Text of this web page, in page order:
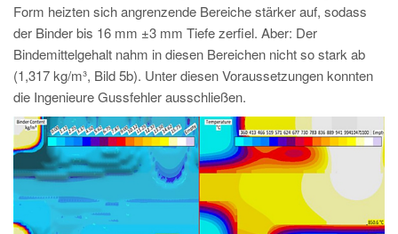
Form heizten sich angrenzende Bereiche stärker auf, sodass
der Binder bis 16 mm ±3 mm Tiefe zerfiel. Aber: Der
Bindemittelgehalt nahm in diesen Bereichen nicht so stark ab
(1,317 kg/m³, Bild 5b). Unter diesen Voraussetzungen konnten
die Ingenieure Gussfehler ausschließen.